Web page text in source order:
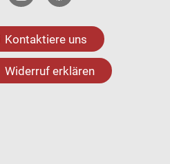
Kontaktiere uns
Widerruf erklären